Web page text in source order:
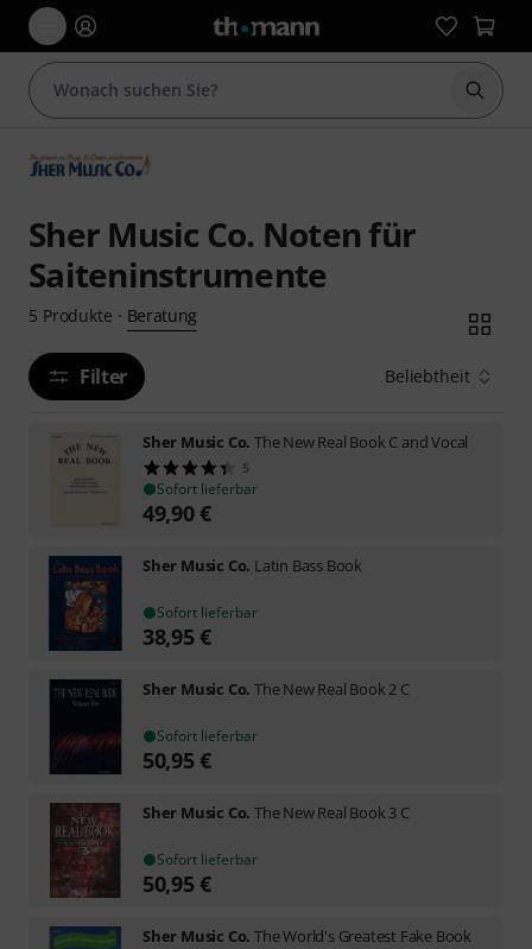
Suche
Sher Music Co. Noten für
Saiteninstrumente
5 Produkte · Beratung
Filter Beliebtheit
Sher Music Co. The New Real Book C and Vocal
5
Sofort lieferbar
49,90€
Sher Music Co. Latin Bass Book
Sofort lieferbar
38,95€
Sher Music Co. The New Real Book 2 C
Sofort lieferbar
50,95€
Sher Music Co. The New Real Book 3 C
Sofort lieferbar
50,95€
Sher Music Co. The World's Greatest Fake Book